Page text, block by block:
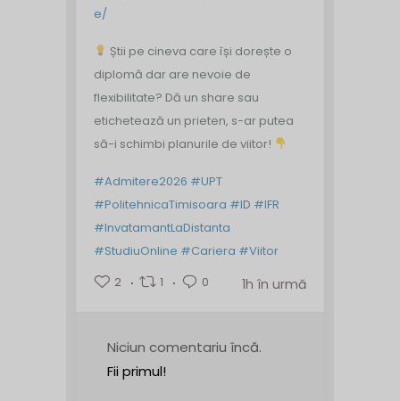
e/
Știi pe cineva care își dorește o
diplomă dar are nevoie de
flexibilitate? Dă un share sau
etichetează un prieten, s-ar putea
să-i schimbi planurile de viitor!
#Admitere2026 #UPT
#PolitehnicaTimisoara #ID #IFR
#InvatamantLaDistanta
#StudiuOnline #Cariera #Viitor
2
1 0 1h în urmă
Niciun comentariu încă.
Fii primul!